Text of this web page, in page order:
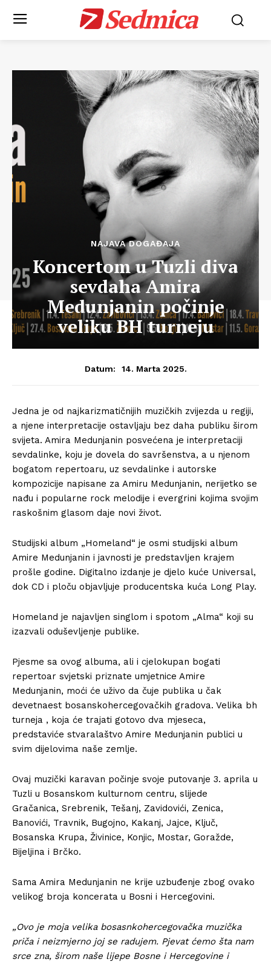
Sedmica
NAJAVA DOGAĐAJA
Koncertom u Tuzli diva
sevdaha Amira
Medunjanin počinje
veliku BH turneju
Datum: 14. Marta 2025.
Jedna je od najkarizmatičnijih muzičkih zvijezda u regiji,
a njene interpretacije ostavljaju bez daha publiku širom
svijeta. Amira Medunjanin posvećena je interpretaciji
sevdalinke, koju je dovela do savršenstva, a u njenom
bogatom repertoaru, uz sevdalinke i autorske
kompozicije napisane za Amiru Medunjanin, nerijetko se
nađu i popularne rock melodije i evergrini kojima svojim
raskošnim glasom daje novi život.
Studijski album „Homeland“ je osmi studijski album
Amire Medunjanin i javnosti je predstavljen krajem
prošle godine. Digitalno izdanje je djelo kuće Universal,
dok CD i ploču objavljuje producentska kuća Long Play.
Homeland je najavljen singlom i spotom „Alma“ koji su
izazvali oduševljenje publike.
Pjesme sa ovog albuma, ali i cjelokupan bogati
repertoar svjetski priznate umjetnice Amire
Medunjanin, moći će uživo da čuje publika u čak
devetnaest bosanskohercegovačkih gradova. Velika bh
turneja , koja će trajati gotovo dva mjeseca,
predstaviće stvaralaštvo Amire Medunjanin publici u
svim dijelovima naše zemlje.
Ovaj muzički karavan počinje svoje putovanje 3. aprila u
Tuzli u Bosanskom kulturnom centru, slijede
Gračanica, Srebrenik, Tešanj, Zavidovići, Zenica,
Banovići, Travnik, Bugojno, Kakanj, Jajce, Ključ,
Bosanska Krupa, Živinice, Konjic, Mostar, Goražde,
Bijeljina i Brčko.
Sama Amira Medunjanin ne krije uzbuđenje zbog ovako
velikog broja koncerata u Bosni i Hercegovini.
„Ovo je moja velika bosasnkohercegovačka muzička
priča i neizmjerno joj se radujem. Pjevat ćemo šta nam
srce zna, širom naše lijepe Bosne i Hercegovine i